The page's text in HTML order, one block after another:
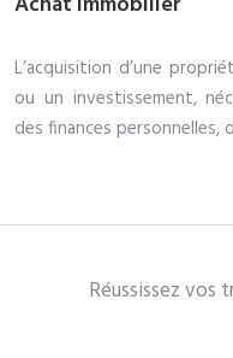
L’acquisition d’une
ou un investissement,
des finances
Réussissez vos